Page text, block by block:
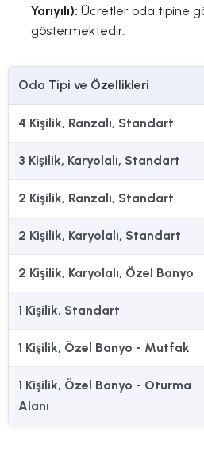
Yarıyılı): Ücretler oda tipine
göstermektedir.
Oda Tipi ve Özellikleri
4 Kişilik, Ranzalı, Standart
3 Kişilik, Karyolalı, Standart
2 Kişilik, Ranzalı, Standart
2 Kişilik, Karyolalı, Standart
2 Kişilik, Karyolalı, Özel Banyo
1 Kişilik, Standart
1 Kişilik, Özel Banyo - Mutfak
1 Kişilik, Özel Banyo - Oturma
Alanı